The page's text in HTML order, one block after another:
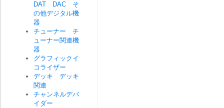
DAT DAC そ
の他デジタル機
器
チューナー チ
ューナー関連機
器
グラフィックイ
コライザー
デッキ デッキ
関連
チャンネルデバ
イダー